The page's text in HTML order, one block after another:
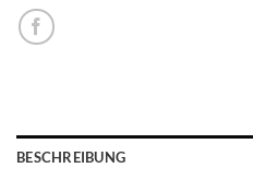
BESCHREIBUNG